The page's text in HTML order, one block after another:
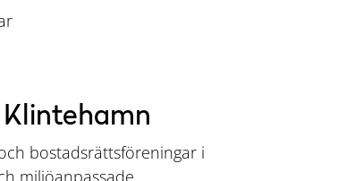
bostadsrättsföreningar i
miljöanpassade